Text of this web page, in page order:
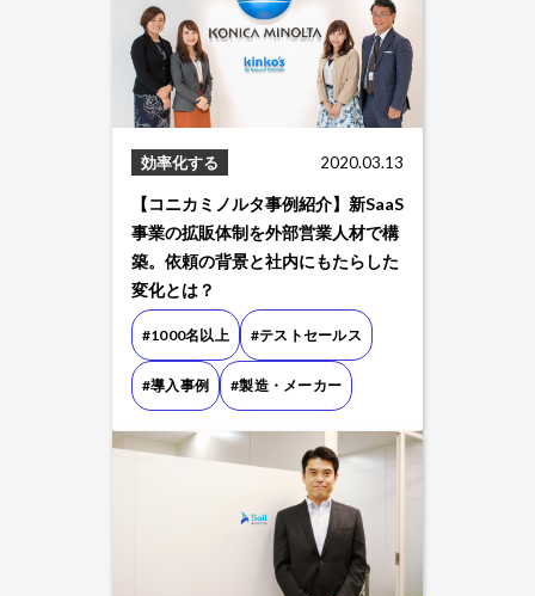
効率化する 2020.03.13
【コニカミノルタ事例紹介】新SaaS
事業の拡販体制を外部営業人材で構
築。依頼の背景と社内にもたらした
変化とは？
#1000名以上 #テストセールス
#導入事例 #製造・メーカー